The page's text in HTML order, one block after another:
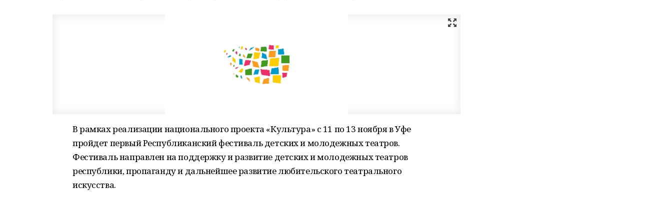
В рамках реализации национального проекта «Культура» с 11 по 13 ноября в Уфе
пройдет первый Республиканский фестиваль детских и молодежных театров.
Фестиваль направлен на поддержку и развитие детских и молодежных театров
республики, пропаганду и дальнейшее развитие любительского театрального
искусства.